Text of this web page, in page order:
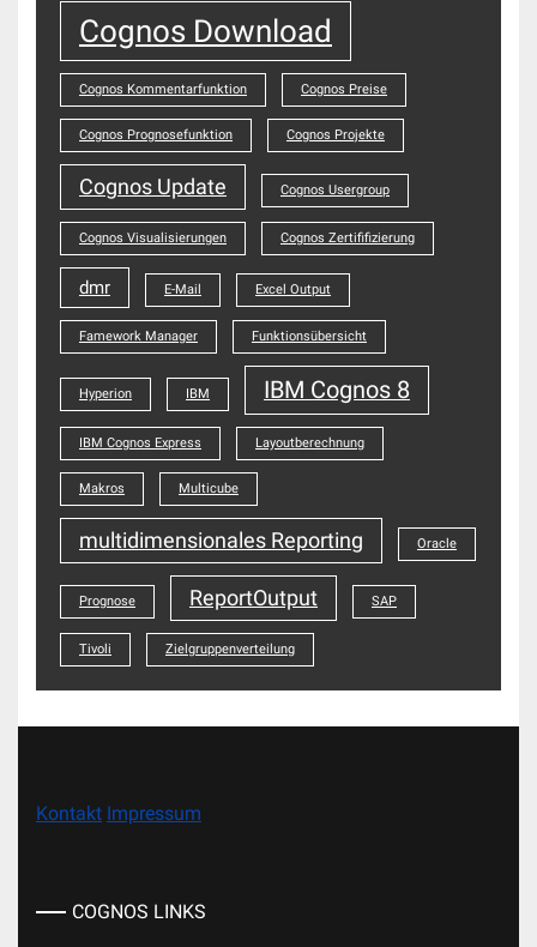
Cognos Download
Cognos Kommentarfunktion Cognos Preise
Cognos Prognosefunktion Cognos Projekte
Cognos Update Cognos Usergroup
Cognos Visualisierungen Cognos Zertififizierung
dmr E-Mail Excel Output
Famework Manager Funktionsübersicht
Hyperion IBM IBM Cognos 8
IBM Cognos Express Layoutberechnung
Makros Multicube
multidimensionales Reporting Oracle
Prognose ReportOutput SAP
Tivoli Zielgruppenverteilung
Kontakt Impressum
COGNOS LINKS